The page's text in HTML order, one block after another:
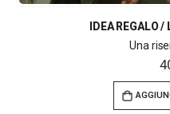
IDEA REGALO /
Una